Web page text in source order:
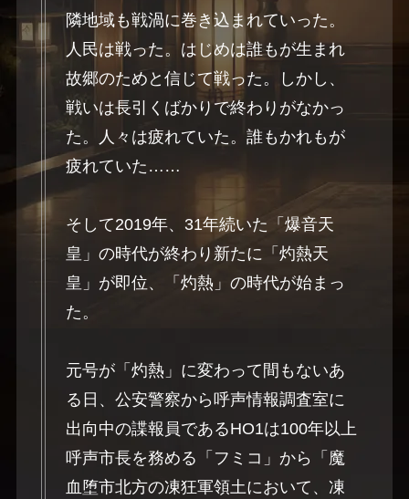
隣地域も戦渦に巻き込まれていった。
人民は戦った。はじめは誰もが生まれ
故郷のためと信じて戦った。しかし、
戦いは長引くばかりで終わりがなかっ
た。人々は疲れていた。誰もかれもが
疲れていた……
そして2019年、31年続いた「爆音天
皇」の時代が終わり新たに「灼熱天
皇」が即位、「灼熱」の時代が始まっ
た。
元号が「灼熱」に変わって間もないあ
る日、公安警察から呼声情報調査室に
出向中の諜報員であるHO1は100年以上
呼声市長を務める「フミコ」から「魔
血堕市北方の凍狂軍領土において、凍